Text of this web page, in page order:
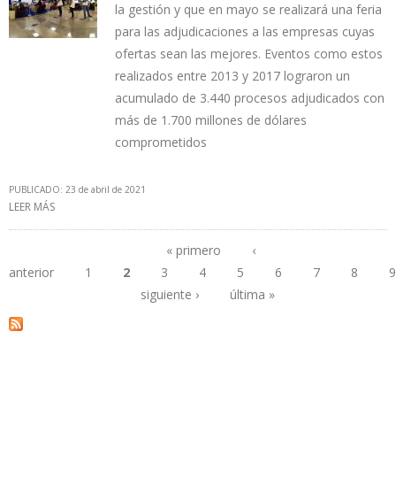
la gestión y que en mayo se realizará una feria
para las adjudicaciones a las empresas cuyas
ofertas sean las mejores. Eventos como estos
realizados entre 2013 y 2017 lograron un
acumulado de 3.440 procesos adjudicados con
más de 1.700 millones de dólares
comprometidos
PUBLICADO: 23 de abril de 2021
LEER MÁS
Páginas
« primero
‹
anterior
1 2 3 4 5 6 7 8
9
siguiente ›
última »